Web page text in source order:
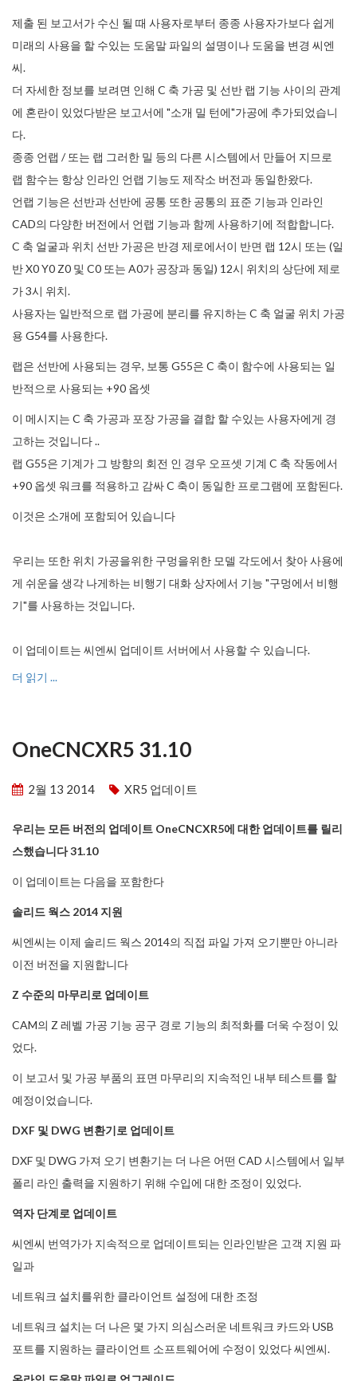
제출 된 보고서가 수신 될 때 사용자로부터 종종 사용자가보다 쉽게​​
미래의 사용을 할 수있는 도움말 파일의 설명이나 도움을 변경 씨엔
씨.
더 자세한 정보를 보려면 인해 C 축 가공 및 선반 랩 기능 사이의 관계
에 혼란이 있었다받은 보고서에 "소개 밀 턴에"가공에 추가되었습니
다.
종종 언랩 / 또는 랩 그러한 밀 등의 다른 시스템에서 만들어 지므로
랩 함수는 항상 인라인 언랩 기능도 제작소 버전과 동일한왔다.
언랩 기능은 선반과 선반에 공통 또한 공통의 표준 기능과 인라인
CAD의 다양한 버전에서 언랩 기능과 함께 사용하기에 적합합니다.
C 축 얼굴과 위치 선반 가공은 반경 제로에서이 반면 랩 12시 또는 (일
반 X0 Y0 Z0 및 C0 또는 A0가 공장과 동일) 12시 위치의 상단에 제로
가 3시 위치.
사용자는 일반적으로 랩 가공에 분리를 유지하는 C 축 얼굴 위치 가공
용 G54를 사용한다.
랩은 선반에 사용되는 경우, 보통 G55은 C 축이 함수에 사용되는 일
반적으로 사용되는 +90 옵셋
이 메시지는 C 축 가공과 포장 가공을 결합 할 수있는 사용자에게 경
고하는 것입니다 ..
랩 G55은 기계가 그 방향의 회전 인 경우 오프셋 기계 C 축 작동에서
+90 옵셋 워크를 적용하고 감싸 C 축이 동일한 프로그램에 포함된다.
이것은 소개에 포함되어 있습니다
우리는 또한 위치 가공을위한 구멍을위한 모델 각도에서 찾아 사용에
게 쉬운을 생각 나게하는 비행기 대화 상자에서 기능 "구멍에서 비행
기"를 사용하는 것입니다.
이 업데이트는 씨엔씨 업데이트 서버에서 사용할 수 있습니다.
더 읽기 ...
OneCNCXR5 31.10
2월 13 2014 XR5 업데이트
우리는 모든 버전의 업데이트 OneCNCXR5에 대한 업데이트를 릴리
스했습니다 31.10
이 업데이트는 다음을 포함한다
솔리드 웍스 2014 지원
씨엔씨는 이제 솔리드 웍스 2014의 직접 파일 가져 오기뿐만 아니라
이전 버전을 지원합니다
Z 수준의 마무리로 업데이트
CAM의 Z 레벨 가공 기능 공구 경로 기능의 최적화를 더욱 수정이 있
었다.
이 보고서 및 가공 부품의 표면 마무리의 지속적인 내부 테스트를 할
예정이었습니다.
DXF 및 DWG 변환기로 업데이트
DXF 및 DWG 가져 오기 변환기는 더 나은 어떤 CAD 시스템에서 일부
폴리 라인 출력을 지원하기 위해 수입에 대한 조정이 있었다.
역자 단계로 업데이트
씨엔씨 번역가가 지속적으로 업데이트되는 인라인받은 고객 지원 파
일과
네트워크 설치를위한 클라이언트 설정에 대한 조정
네트워크 설치는 더 나은 몇 가지 의심스러운 네트워크 카드와 USB
포트를 지원하는 클라이언트 소프트웨어에 수정이 있었다 씨엔씨.